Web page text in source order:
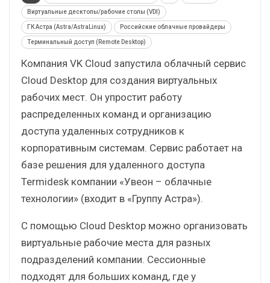
Виртуальные десктопы/рабочие столы (VDI)
ГК Астра (Astra/AstraLinux) Российские облачные провайдеры
Терминальный доступ (Remote Desktop)
Компания VK Cloud запустила облачный сервис
Cloud Desktop для создания виртуальных
рабочих мест. Он упростит работу
распределенных команд и организацию
доступа удаленных сотрудников к
корпоративным системам. Сервис работает на
базе решения для удаленного доступа
Termidesk компании «Увеон – облачные
технологии» (входит в «Группу Астра»).
С помощью Cloud Desktop можно организовать
виртуальные рабочие места для разных
подразделений компании. Сессионные
подходят для больших команд, где у